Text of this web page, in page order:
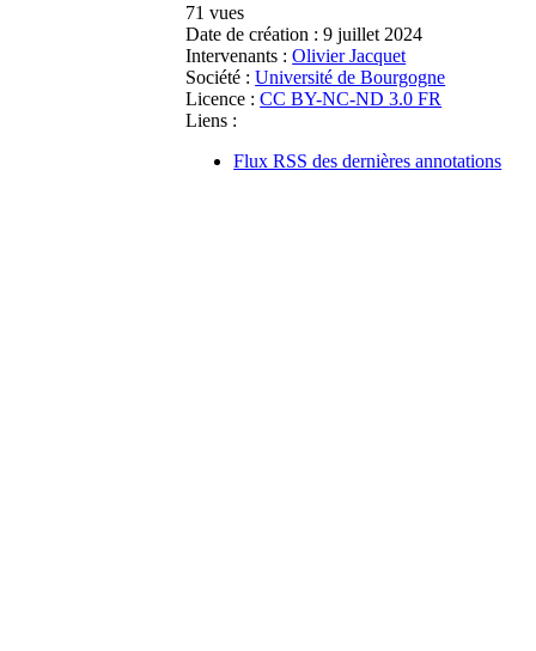
71 vues
Date de création : 9 juillet 2024
Intervenants : Olivier Jacquet
Société : Université de Bourgogne
Licence : CC BY-NC-ND 3.0 FR
Liens :
Flux RSS des dernières annotations